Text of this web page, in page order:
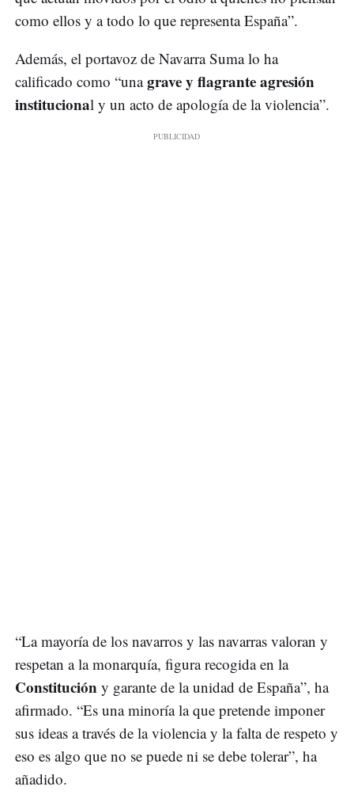
como ellos y a todo lo que representa España”.
Además, el portavoz de Navarra Suma lo ha
calificado como “unagrave y flagrante agresión
institucional y un acto de apología de la violencia”.
“La mayoría de los navarros y las navarras valoran y
respetan a la monarquía, figura recogida en la
Constitución y garante de la unidad de España”, ha
afirmado. “Es una minoría la que pretende imponer
sus ideas a través de la violencia y la falta de respeto y
eso es algo que no se puede ni se debe tolerar”, ha
añadido.